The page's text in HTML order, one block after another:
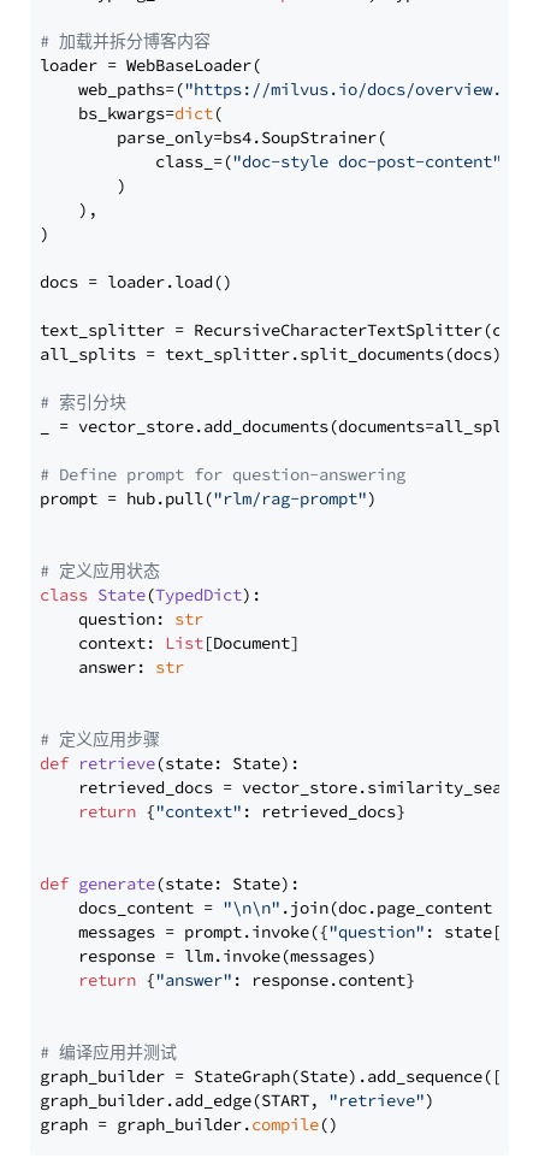
# 加载并拆分博客内容
loader = WebBaseLoader(
    web_paths=(
"https://milvus.io/docs/overview.md"
    bs_kwargs=
dict(
        parse_only=bs4.SoupStrainer(
            class_=(
"doc-style doc-post-content"
        )
    ),
)
docs = loader.load()
text_splitter =
all_splits = text_splitter.split_documents(docs)
# 索引分块
_ = vector_store.add_documents(documents=all_splits)
# Define prompt for question-answering
prompt = hub.pull("rlm/rag-prompt")
# 定义应用状态
class State(TypedDict):
    question:
str
    context:
List[Document]
    answer:
str
# 定义应用步骤
def retrieve(state: State):
retrieved_docs =
return {"context" : retrieved_docs}
def generate(state: State):
    docs_content =
"\n\n" .join(doc.page_content
    messages = prompt.invoke({
"question" : state[
    response = llm.invoke(messages)
return {"answer" : response.content}
# 编译应用并测试
graph_builder =
graph_builder.add_edge(START, "retrieve")
graph = graph_builder.compile